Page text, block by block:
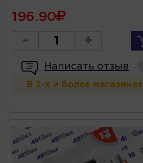
196.90
- +
Написать отзыв
В 2-х и более магазинах